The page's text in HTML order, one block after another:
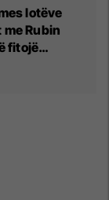
lotëve
Rubin
fitojë
Moska